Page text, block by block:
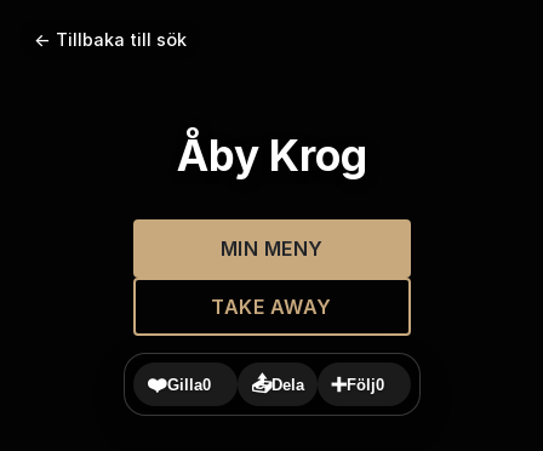
← Tillbaka till sök
Åby Krog
MIN MENY
TAKE AWAY
❤️Gilla0 📤Dela ➕Följ0